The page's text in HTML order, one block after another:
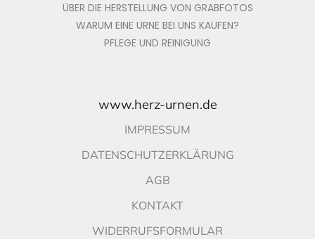
ÜBER DIE HERSTELLUNG VON GRABFOTOS
WARUM EINE URNE BEI UNS KAUFEN?
PFLEGE UND REINIGUNG
www.herz-urnen.de
IMPRESSUM
DATENSCHUTZERKLÄRUNG
AGB
KONTAKT
WIDERRUFSFORMULAR